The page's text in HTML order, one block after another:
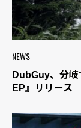
NEWS
DubGuy、分
EP』リリース